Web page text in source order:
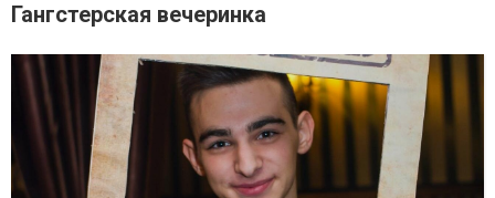
Гангстерская вечеринка